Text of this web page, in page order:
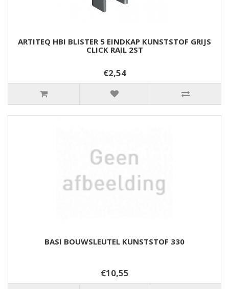
ARTITEQ HBI BLISTER 5 EINDKAP KUNSTSTOF GRIJS
CLICK RAIL 2ST
€2,54
BASI BOUWSLEUTEL KUNSTSTOF 330
€10,55